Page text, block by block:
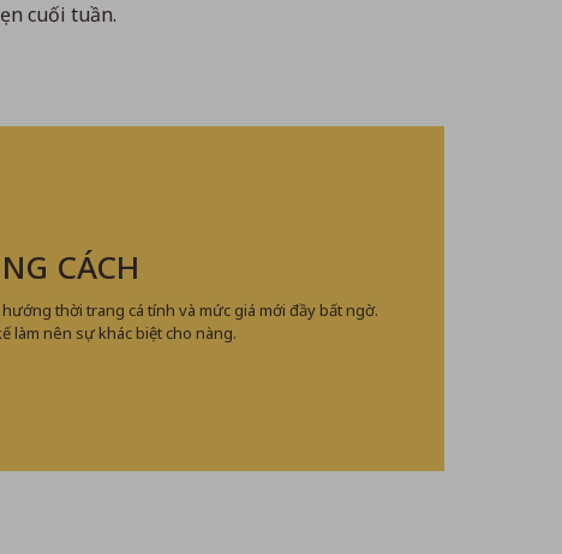
cuối tuần.
CÁCH
thời trang cá tính và mức giá mới đầy bất ngờ.
làm nên sự khác biệt cho nàng.